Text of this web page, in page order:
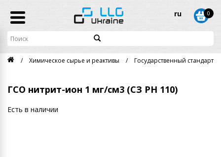
ru 0
Химическое сырье и реактивы Государственный
ГСО нитрит-ион 1 мг/см3 (СЗ РН 110)
Есть в наличии